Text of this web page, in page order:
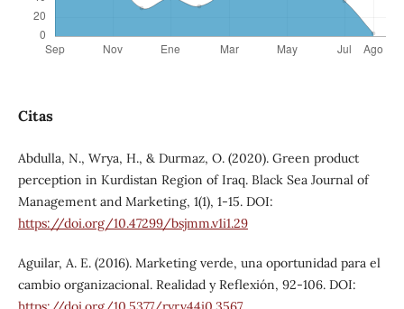
Citas
Abdulla, N., Wrya, H., & Durmaz, O. (2020). Green product
perception in Kurdistan Region of Iraq. Black Sea Journal of
Management and Marketing, 1(1), 1-15. DOI:
https://doi.org/10.47299/bsjmm.v1i1.29
Aguilar, A. E. (2016). Marketing verde, una oportunidad para el
cambio organizacional. Realidad y Reflexión, 92-106. DOI: